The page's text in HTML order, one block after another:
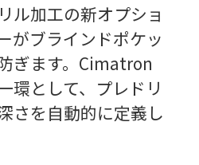
ル加工の新オプショ
がブラインドポケッ
ぎます。Cimatron
環として、プレドリ
さを自動的に定義し